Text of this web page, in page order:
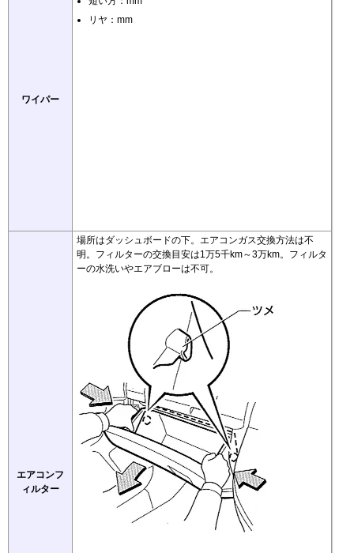
ワイパー
リヤ：mm
エアコンフ
ィルター
場所はダッシュボードの下。エアコンガス交換方法は不
明。フィルターの交換目安は1万5千km～3万km。フィルタ
ーの水洗いやエアブローは不可。